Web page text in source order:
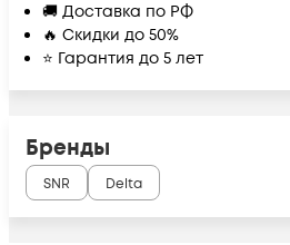
🚚 Доставка по РФ
🔥 Скидки до 50%
⭐ Гарантия до 5 лет
Бренды
SNR Delta